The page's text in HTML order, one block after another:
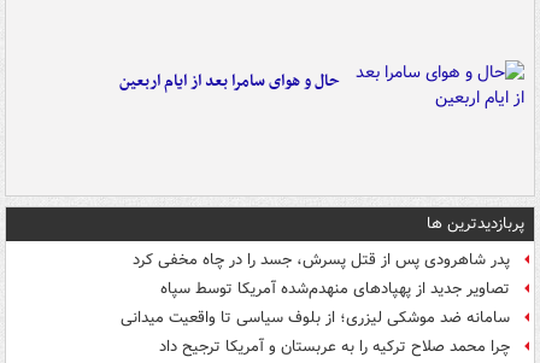
حال و هوای سامرا بعد از ایام اربعین
پربازدیدترین ها
پدر شاهرودی پس از قتل پسرش، جسد را در چاه مخفی کرد
تصاویر جدید از پهپادهای منهدم‌شده آمریکا توسط سپاه
سامانه ضد موشکی لیزری؛ از بلوف سیاسی تا واقعیت میدانی
چرا محمد صلاح ترکیه را به عربستان و آمریکا ترجیح داد